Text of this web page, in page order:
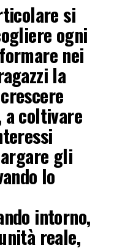
si
ogni
nei
la
coltivare
gli
lo
intorno,
reale,